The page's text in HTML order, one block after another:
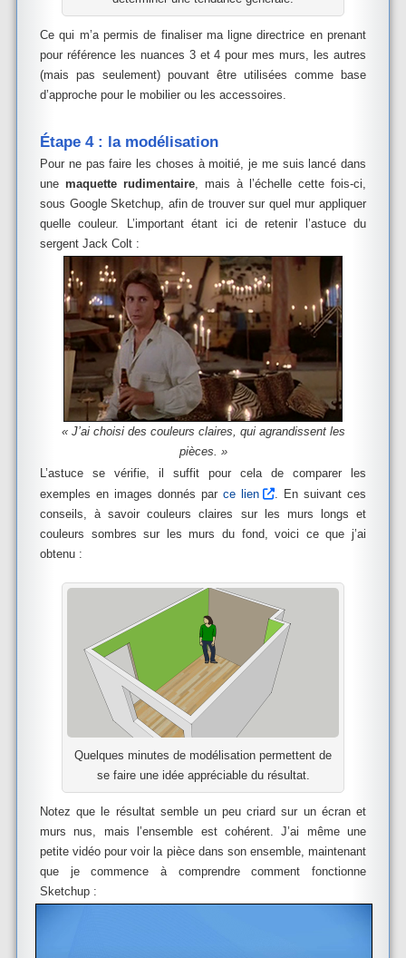
Ce qui m’a permis de finaliser ma ligne directrice en prenant
pour référence les nuances 3 et 4 pour mes murs, les autres
(mais pas seulement) pouvant être utilisées comme base
d’approche pour le mobilier ou les accessoires.
Étape 4 : la modélisation
Pour ne pas faire les choses à moitié, je me suis lancé dans
une maquette rudimentaire, mais à l’échelle cette fois-ci,
sous Google Sketchup, afin de trouver sur quel mur appliquer
quelle couleur. L’important étant ici de retenir l’astuce du
sergent Jack Colt :
« J’ai choisi des couleurs claires, qui agrandissent les
pièces. »
L’astuce se vérifie, il suffit pour cela de comparer les
exemples en images donnés par ce lien
. En suivant ces
conseils, à savoir couleurs claires sur les murs longs et
couleurs sombres sur les murs du fond, voici ce que j’ai
obtenu :
Quelques minutes de modélisation permettent de
se faire une idée appréciable du résultat.
Notez que le résultat semble un peu criard sur un écran et
murs nus, mais l’ensemble est cohérent. J’ai même une
petite vidéo pour voir la pièce dans son ensemble, maintenant
que je commence à comprendre comment fonctionne
Sketchup :